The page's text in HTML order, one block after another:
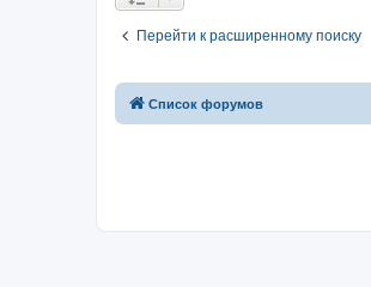
Перейти к расширенному поиску
Список форумов